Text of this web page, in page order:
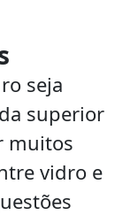
seja
superior
muitos
vidro e